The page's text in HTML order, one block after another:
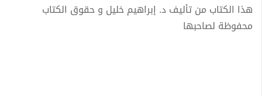
هذا الكتاب من تأليف د. إبراهيم خليل و حقوق الكتاب
محفوظة لصاحبها